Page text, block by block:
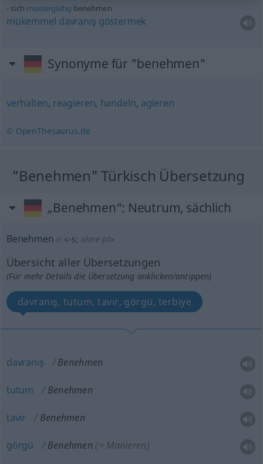
sich mustergültig benehmen
mükemmel davranış göstermek
Synonyme für "benehmen"
verhalten, reagieren, handeln, agieren
© OpenThesaurus.de
"Benehmen" Türkisch Übersetzung
„Benehmen“: Neutrum, sächlich
Benehmen n <-s; ohne pl>
Übersicht aller Übersetzungen
(Für mehr Details die Übersetzung anklicken/antippen)
davranış, tutum, tavır, görgü, terbiye
davranış Benehmen
tutum Benehmen
tavır Benehmen
görgü Benehmen (≈ Manieren)